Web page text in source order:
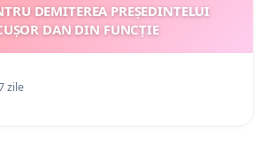
DEMITEREA PREȘEDINTELUI
DAN DIN FUNCȚIE
zile